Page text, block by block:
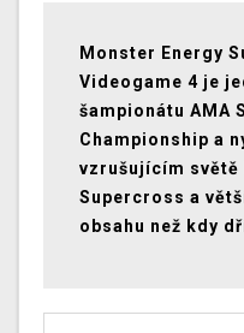
Monster Energy
Videogame 4 je
šampionátu AMA
Championship a
vzrušujícím světě
Supercross a
obsahu než kdy